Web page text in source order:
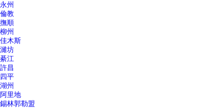
永州
倫教
撫順
柳州
佳木斯
濰坊
綦江
許昌
四平
湖州
阿里地
錫林郭勒盟